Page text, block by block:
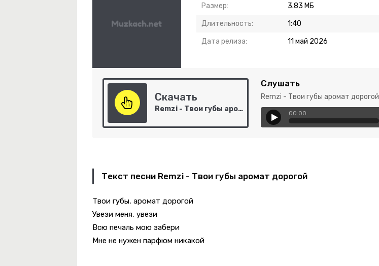
Размер: 3.83 МБ
Длительность: 1:40
Дата релиза: 11 май 2026
Скачать
Remzi - Твои губы аромат дорогой
Слушать
Remzi - Твои губы аромат дорогой
00:00 …
Текст песни Remzi - Твои губы аромат дорогой
Твои губы, аромат дорогой
Увези меня, увези
Всю печаль мою забери
Мне не нужен парфюм никакой